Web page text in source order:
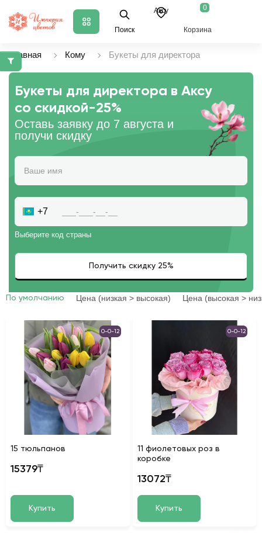
Поиск
Аксу 0
Корзина
Главная Кому Букеты для директора
Букеты для директора в Аксу
со скидкой-25%
Оставь заявку до 7 августа и
получи скидку
+7
Выберите код страны
По умолчанию Цена (низкая > высокая) Цена (высокая >
0-0-12
15 тюльпанов
15379₸
Купить
0-0-12
11 фиолетовых роз в
коробке
13072₸
Купить